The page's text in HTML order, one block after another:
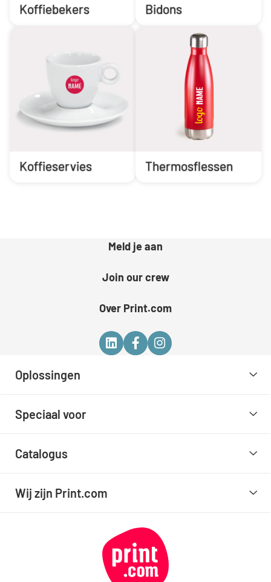
Koffiebekers Bidons
Koffieservies Thermosflessen
Meld je aan
Join our crew
Over Print.com
Oplossingen
Speciaal voor
Catalogus
Wij zijn Print.com